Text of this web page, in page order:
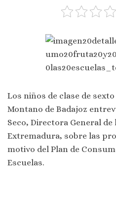
Los niños de clase de
Montano de Badajoz
Seco, Directora General de
Extremadura, sobre las
motivo del Plan de
Escuelas.